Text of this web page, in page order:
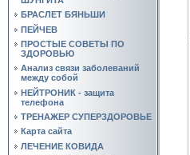
БРАСЛЕТ БЯНЬШИ
ПЕЙЧЕВ
ПРОСТЫЕ СОВЕТЫ ПО
ЗДОРОВЬЮ
Анализ связи заболеваний
между собой
НЕЙТРОНИК - защита
телефона
ТРЕНАЖЕР СУПЕРЗДОРОВЬЕ
Карта сайта
ЛЕЧЕНИЕ КОВИДА